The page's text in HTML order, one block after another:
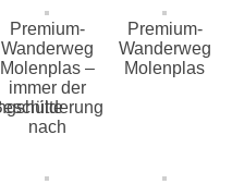
Premium-
Wanderweg
Molenplas –
immer der
nach
Premium-
Wanderweg
Molenplas